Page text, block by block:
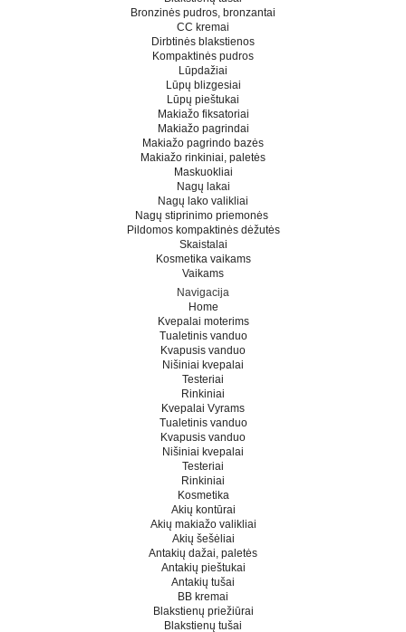
Bronzinės pudros, bronzantai
CC kremai
Dirbtinės blakstienos
Kompaktinės pudros
Lūpdažiai
Lūpų blizgesiai
Lūpų pieštukai
Makiažo fiksatoriai
Makiažo pagrindai
Makiažo pagrindo bazės
Makiažo rinkiniai, paletės
Maskuokliai
Nagų lakai
Nagų lako valikliai
Nagų stiprinimo priemonės
Pildomos kompaktinės dėžutės
Skaistalai
Kosmetika vaikams
Vaikams
Navigacija
Home
Kvepalai moterims
Tualetinis vanduo
Kvapusis vanduo
Nišiniai kvepalai
Testeriai
Rinkiniai
Kvepalai Vyrams
Tualetinis vanduo
Kvapusis vanduo
Nišiniai kvepalai
Testeriai
Rinkiniai
Kosmetika
Akių kontūrai
Akių makiažo valikliai
Akių šešėliai
Antakių dažai, paletės
Antakių pieštukai
Antakių tušai
BB kremai
Blakstienų priežiūrai
Blakstienų tušai